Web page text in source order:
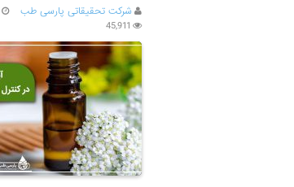
شرکت تحقیقاتی پارسی طب
45,911